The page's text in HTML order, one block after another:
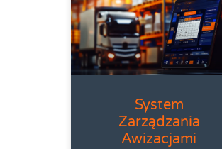
System
Zarządzania
Awizacjami